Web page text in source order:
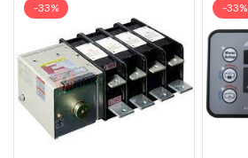
-33% -33%